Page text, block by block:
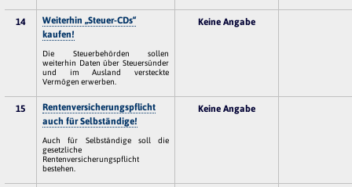
14
Weiterhin „Steuer-CDs“
kaufen!
Die Steuerbehörden sollen
weiterhin Daten über Steuersünder
und im Ausland versteckte
Vermögen erwerben.
Keine Angabe
15
Rentenversicherungspflicht
auch für Selbständige!
Auch für Selbständige soll die
gesetzliche
Rentenversicherungspflicht
bestehen.
Keine Angabe